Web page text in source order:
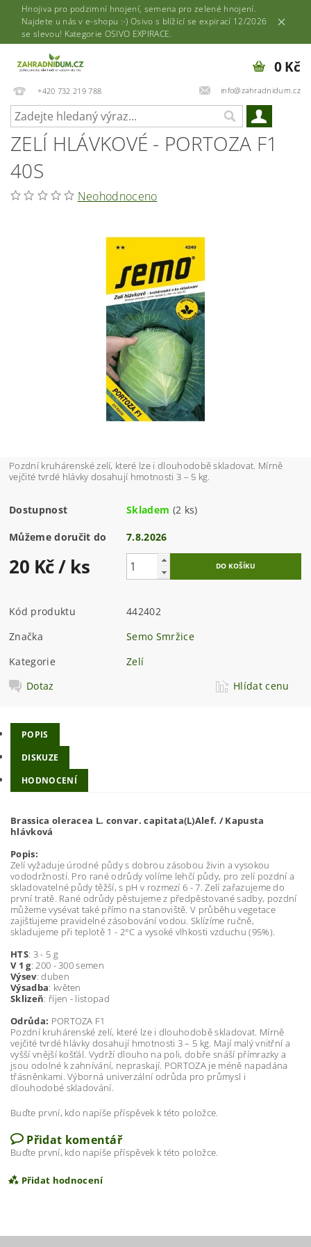
Hnojiva pro podzimní hnojení, semena pro zelené hnojení.
Najdete u nás v e-shopu :-) Osivo s blížící se expirací 12/2026
se slevou! Kategorie OSIVO EXPIRACE.
+420 732 219 788 info@zahradnidum.cz
0 Kč
ZELÍ HLÁVKOVÉ - PORTOZA F1
40S
Neohodnoceno
Pozdní kruhárenské zelí, které lze i dlouhodobě skladovat. Mírně
vejčité tvrdé hlávky dosahují hmotnosti 3 – 5 kg.
Dostupnost Skladem (2 ks)
Můžeme doručit do 7.8.2026
20 Kč/ ks
Kód produktu
442402
Značka
Semo Smržice
Kategorie
Zelí
Dotaz
Hlídat cenu
POPIS
DISKUZE
HODNOCENÍ
Brassica oleracea L. convar. capitata(L)Alef. / Kapusta
hlávková
Popis:
Zelí vyžaduje úrodné půdy s dobrou zásobou živin a vysokou
vododržností. Pro rané odrůdy volíme lehčí půdy, pro zelí pozdní a
skladovatelné půdy těžší, s pH v rozmezí 6 - 7. Zelí zařazujeme do
první tratě. Rané odrůdy pěstujeme z předpěstované sadby, pozdní
můžeme vysévat také přímo na stanoviště. V průběhu vegetace
zajišťujeme pravidelné zásobování vodou. Sklízíme ručně,
skladujeme při teplotě 1 - 2°C a vysoké vlhkosti vzduchu (95%).
HTS: 3 - 5 g
V 1 g: 200 - 300 semen
Výsev: duben
Výsadba: květen
Sklizeň: říjen - listopad
Odrůda: PORTOZA F1
Pozdní kruhárenské zelí, které lze i dlouhodobě skladovat. Mírně
vejčité tvrdé hlávky dosahují hmotnosti 3 – 5 kg. Mají malý vnitřní a
vyšší vnější košťál. Vydrží dlouho na poli, dobře snáší přímrazky a
jsou odolné k zahnívání, nepraskají. PORTOZA je méně napadána
třásněnkami. Výborná univerzální odrůda pro průmysl i
dlouhodobé skladování.
Buďte první, kdo napíše příspěvek k této položce.
Přidat komentář
Buďte první, kdo napíše příspěvek k této položce.
Přidat hodnocení